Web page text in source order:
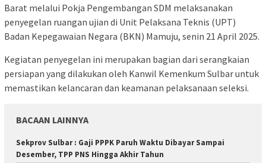
Barat melalui Pokja Pengembangan SDM melaksanakan
penyegelan ruangan ujian di Unit Pelaksana Teknis (UPT)
Badan Kepegawaian Negara (BKN) Mamuju, senin 21 April 2025.
Kegiatan penyegelan ini merupakan bagian dari serangkaian
persiapan yang dilakukan oleh Kanwil Kemenkum Sulbar untuk
memastikan kelancaran dan keamanan pelaksanaan seleksi.
BACAAN LAINNYA
Sekprov Sulbar : Gaji PPPK Paruh Waktu Dibayar Sampai
Desember, TPP PNS Hingga Akhir Tahun